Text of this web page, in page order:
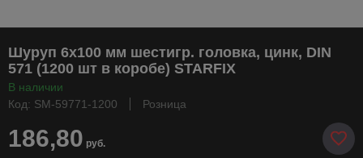
Шуруп 6х100 мм шестигр. головка, цинк, DIN
571 (1200 шт в коробе) STARFIX
В наличии
Код: SM-59771-1200
Розница
186,80 руб.